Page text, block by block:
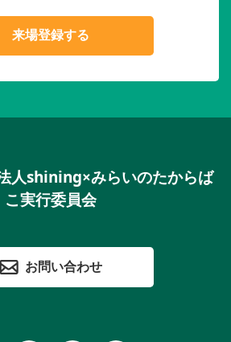
来場登録する
人shining×みらいのたからば
こ実行委員会
お問い合わせ